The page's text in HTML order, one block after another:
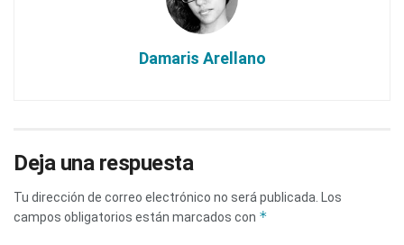
Damaris Arellano
Deja una respuesta
Tu dirección de correo electrónico no será publicada. Los
campos obligatorios están marcados con *